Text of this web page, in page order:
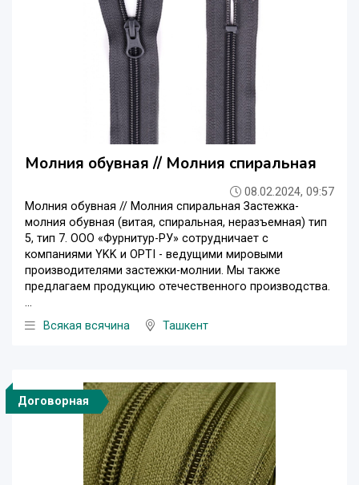
Молния обувная // Молния спиральная
08.02.2024, 09:57
Молния обувная // Молния спиральная Застежка-
молния обувная (витая, спиральная, неразъемная) тип
5, тип 7. ООО «Фурнитур-РУ» сотрудничает с
компаниями YKK и OPTI - ведущими мировыми
производителями застежки-молнии. Мы также
предлагаем продукцию отечественного производства.
...
Всякая всячина
Ташкент
Договорная